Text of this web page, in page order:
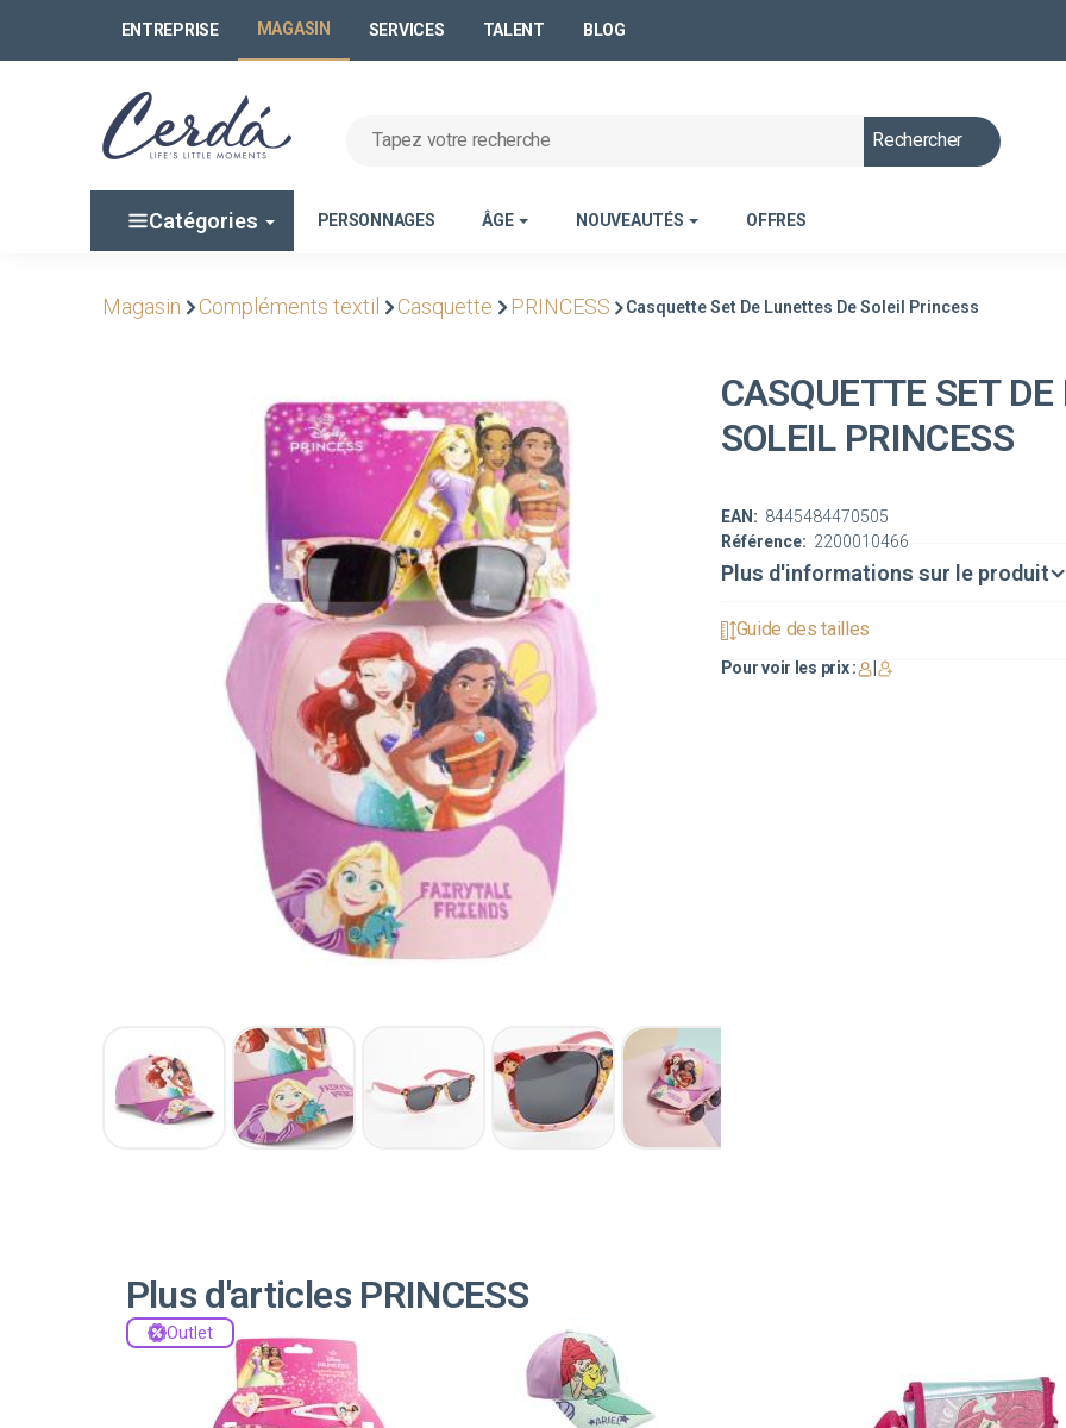
ENTREPRISE MAGASIN SERVICES TALENT BLOG
Rechercher
Catégories PERSONNAGES ÂGE NOUVEAUTÉS OFFRES
Magasin Compléments textil Casquette PRINCESS Casquette Set De Lunettes De Soleil Princess
CASQUETTE SET
SOLEIL PRINCESS
Référence: 2200010466
EAN: 8445484470505
Plus d'informations sur le produit
Guide des tailles
Pour voir les prix :
Plus d'articles PRINCESS
Outlet